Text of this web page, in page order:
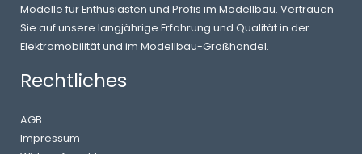
Modelle für Enthusiasten und Profis im Modellbau. Vertrauen
Sie auf unsere langjährige Erfahrung und Qualität in der
Elektromobilität und im Modellbau-Großhandel.
Rechtliches
AGB
Impressum